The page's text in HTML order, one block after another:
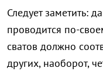
Следует заметить:
проводится по-
сватов должно
других, наоборот,